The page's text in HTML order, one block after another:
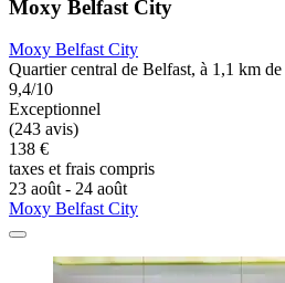
Moxy Belfast City
Moxy Belfast City
Quartier central de Belfast, à 1,1 km
9,4/10
Exceptionnel
(243 avis)
138 €
taxes et frais compris
23 août - 24 août
Moxy Belfast City